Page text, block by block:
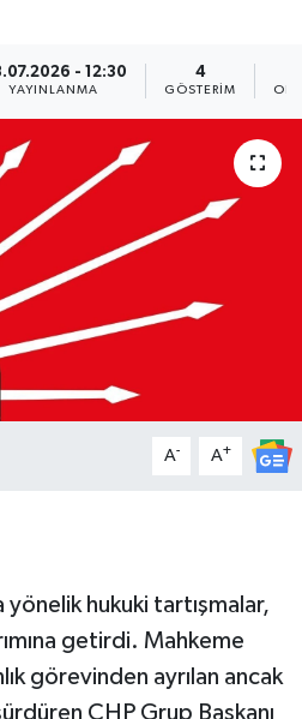
- 12:30
YAYINLANMA
4
GÖSTERIM
A- A+
hukuki tartışmalar,
getirdi. Mahkeme
görevinden ayrılan ancak
CHP Grup Başkanı